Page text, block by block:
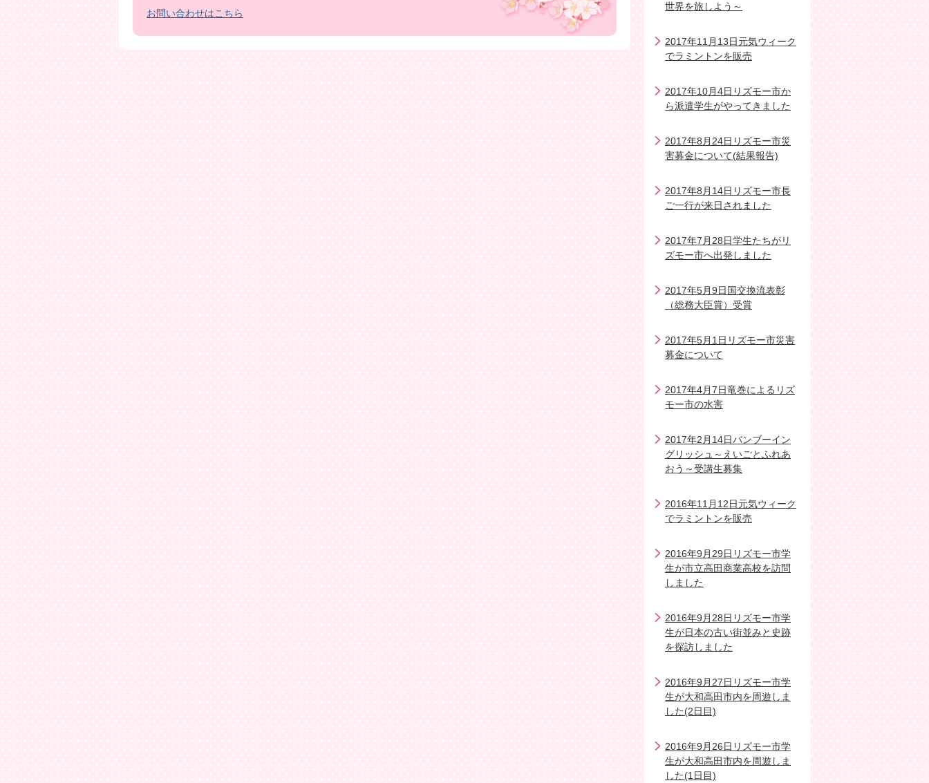
お問い合わせはこちら
世界を旅しよう～
2017年11月13日元気ウィーク
でラミントンを販売
2017年10月4日リズモー市か
ら派遣学生がやってきました
2017年8月24日リズモー市災
害募金について(結果報告)
2017年8月14日リズモー市長
ご一行が来日されました
2017年7月28日学生たちがリ
ズモー市へ出発しました
2017年5月9日国交換流表彰
（総務大臣賞）受賞
2017年5月1日リズモー市災害
募金について
2017年4月7日竜巻によるリズ
モー市の水害
2017年2月14日バンブーイン
グリッシュ～えいごとふれあ
おう～受講生募集
2016年11月12日元気ウィーク
でラミントンを販売
2016年9月29日リズモー市学
生が市立高田商業高校を訪問
しました
2016年9月28日リズモー市学
生が日本の古い街並みと史跡
を探訪しました
2016年9月27日リズモー市学
生が大和高田市内を周遊しま
した(2日目)
2016年9月26日リズモー市学
生が大和高田市内を周遊しま
した(1日目)